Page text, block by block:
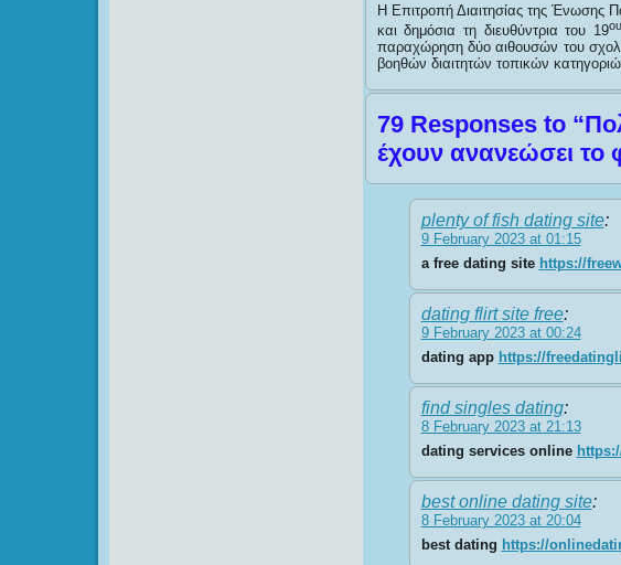
Η Επιτροπή Διαιτησίας της Ένωσης
και δημόσια τη διευθύντρια του 19ου
παραχώρηση δύο αιθουσών του
βοηθών διαιτητών τοπικών
79 Responses to
έχουν ανανεώσει το
plenty of fish dating site:
9 February 2023 at 01:15
a free dating site https://
dating flirt site free:
9 February 2023 at 00:24
dating app https://
find singles dating:
8 February 2023 at 21:13
dating services online
best online dating site:
8 February 2023 at 20:04
best dating https://